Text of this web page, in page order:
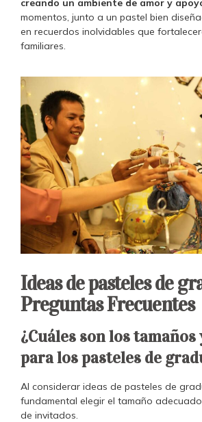
creando un ambiente de amor y
momentos, junto a un pastel bien
en recuerdos inolvidables que
familiares.
Ideas de pasteles de
Preguntas Frecuentes
¿Cuáles son los
para los pasteles de
Al considerar ideas de pasteles de
fundamental elegir el tamaño
de invitados.